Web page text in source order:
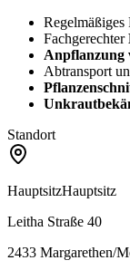
Regelmäßiges
Fachgerechter
Anpflanzung
Abtransport
Standort
HauptsitzHauptsitz
Leitha Straße 40
2433 Margarethen/